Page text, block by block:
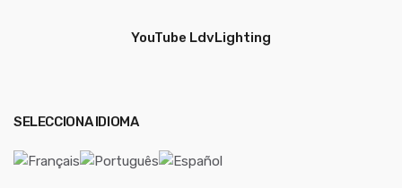
YouTube LdvLighting
SELECCIONA IDIOMA